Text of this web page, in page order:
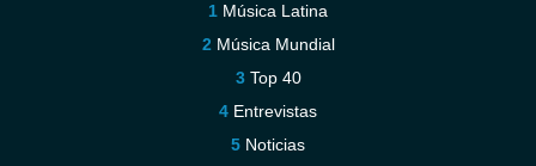
Música Latina
Música Mundial
Top 40
Entrevistas
Noticias